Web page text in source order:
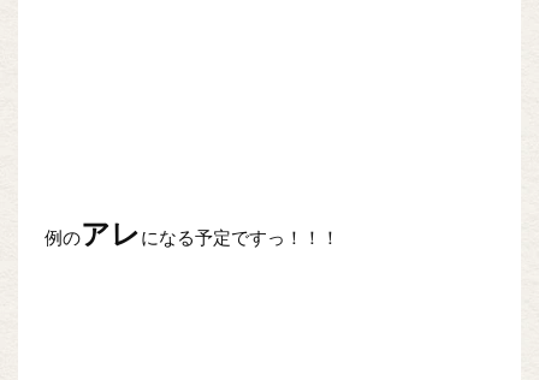
例のアレになる予定ですっ！！！